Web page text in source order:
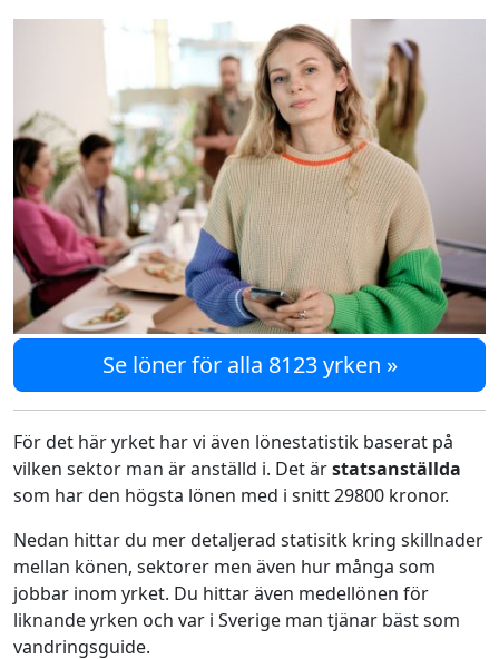
Se löner för alla 8123 yrken »
För det här yrket har vi även lönestatistik baserat på
vilken sektor man är anställd i. Det ärstatsanställda
som har den högsta lönen med i snitt 29800 kronor.
Nedan hittar du mer detaljerad statisitk kring skillnader
mellan könen, sektorer men även hur många som
jobbar inom yrket. Du hittar även medellönen för
liknande yrken och var i Sverige man tjänar bäst som
vandringsguide.